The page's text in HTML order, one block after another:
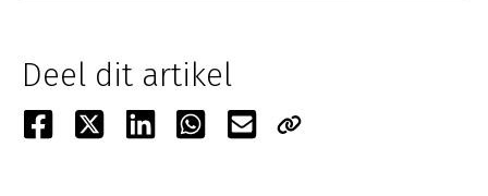
Deel dit artikel